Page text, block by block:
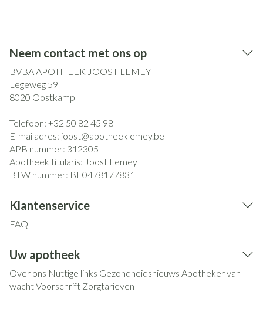
Neem contact met ons op
BVBA APOTHEEK JOOST LEMEY
Legeweg 59
8020 Oostkamp
Telefoon: +32 50 82 45 98
E-mailadres: joost@apotheeklemey.be
APB nummer: 312305
Apotheek titularis: Joost Lemey
BTW nummer: BE0478177831
Klantenservice
FAQ
Uw apotheek
Over ons Nuttige links Gezondheidsnieuws Apotheker van
wachtVoorschrift Zorgtarieven